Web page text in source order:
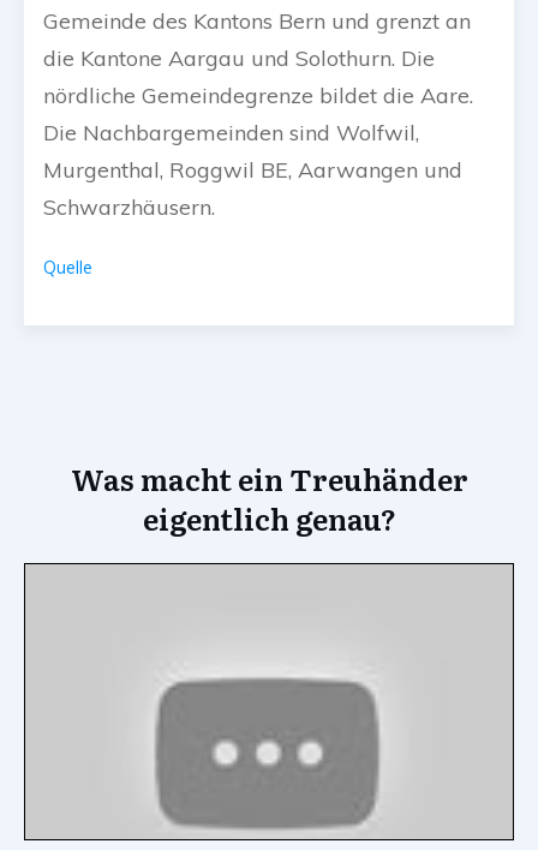
Gemeinde des Kantons Bern und grenzt an
die Kantone Aargau und Solothurn. Die
nördliche Gemeindegrenze bildet die Aare.
Die Nachbargemeinden sind Wolfwil,
Murgenthal, Roggwil BE, Aarwangen und
Schwarzhäusern.
Quelle
Was macht ein Treuhänder
eigentlich genau?